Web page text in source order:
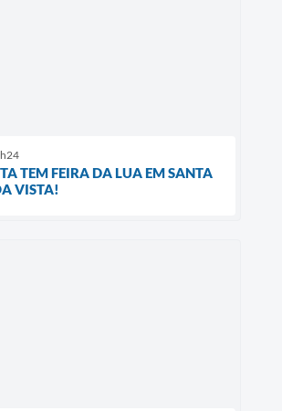
TEM FEIRA DA LUA EM SANTA
VISTA!